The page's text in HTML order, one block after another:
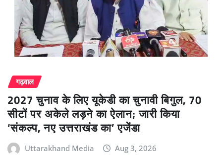
गढ़वाल
2027 चुनाव के लिए यूकेडी का चुनावी बिगुल, 70
सीटों पर अकेले लड़ने का ऐलान; जारी किया
‘संकल्प, नए उत्तराखंड का’ एजेंडा
Uttarakhand Media Aug 3, 2026